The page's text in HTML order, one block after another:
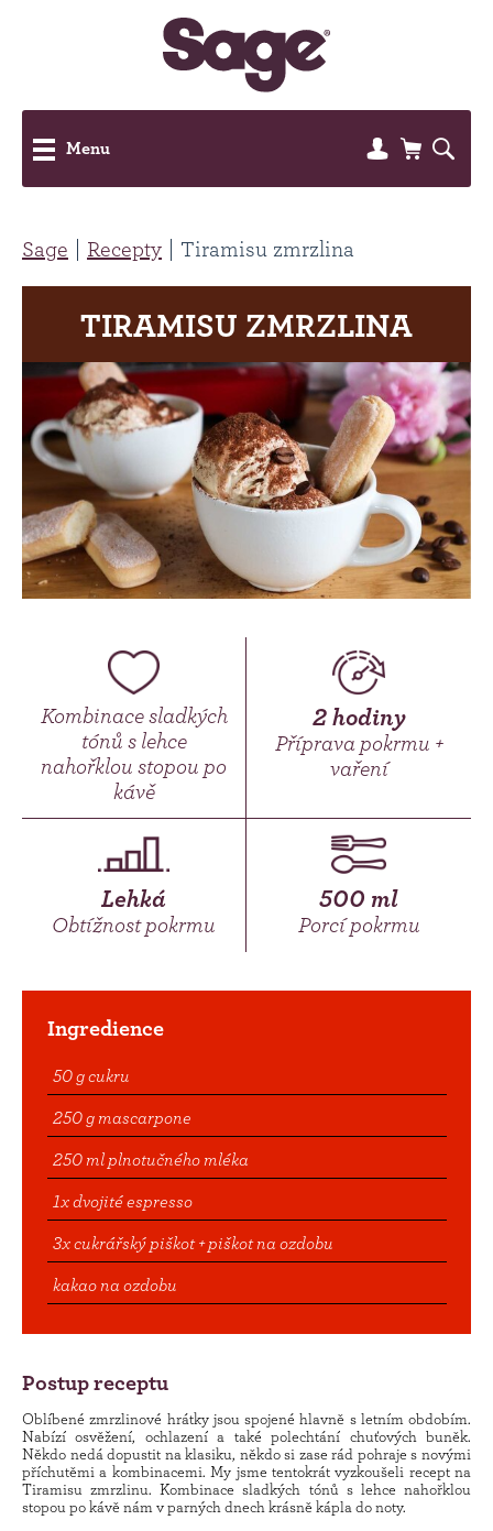
Menu
Sage Recepty Tiramisu zmrzlina
TIRAMISU ZMRZLINA
Kombinace sladkých
tónů s lehce
nahořklou stopou po
kávě
2 hodiny
Příprava pokrmu +
vaření
Lehká
Obtížnost pokrmu
500 ml
Porcí pokrmu
Ingredience
50 g cukru
250 g mascarpone
250 ml plnotučného mléka
1x dvojité espresso
3x cukrářský piškot + piškot na ozdobu
kakao na ozdobu
Postup receptu
Oblíbené zmrzlinové hrátky jsou spojené hlavně s letním obdobím.
Nabízí osvěžení, ochlazení a také polechtání chuťových buněk.
Někdo nedá dopustit na klasiku, někdo si zase rád pohraje s novými
příchutěmi a kombinacemi. My jsme tentokrát vyzkoušeli recept na
Tiramisu zmrzlinu. Kombinace sladkých tónů s lehce nahořklou
stopou po kávě nám v parných dnech krásně kápla do noty.